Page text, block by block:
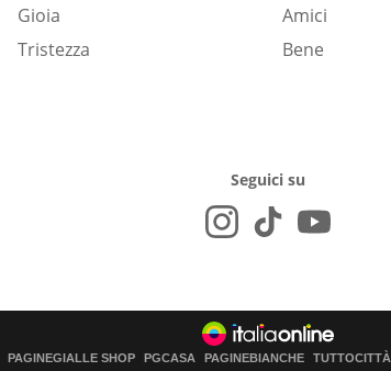
Gioia
Tristezza
Amici
Bene
Seguici su
PAGINEGIALLE SHOP PGCASA PAGINEBIANCHE TUTTOCITTÀ